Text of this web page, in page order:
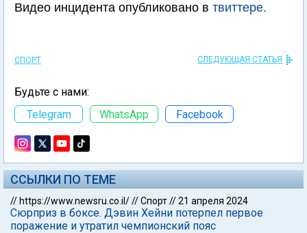
Видео инцидента опубликовано в твиттере.
СПОРТ СЛЕДУЮЩАЯ СТАТЬЯ
Будьте с нами:
Telegram
WhatsApp Facebook
ССЫЛКИ ПО ТЕМЕ
// https://www.newsru.co.il///Спорт//21 апреля 2024
Сюрприз в боксе. Дэвин Хейни потерпел первое
поражение и утратил чемпионский пояс